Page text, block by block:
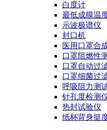
白度计
最低成膜温
示波极谱仪
封口机
医用口罩合
口罩阻燃性
口罩自动过
口罩细菌过
呼吸阻力测
针孔度检测
热封试验仪
纸杯背身挺